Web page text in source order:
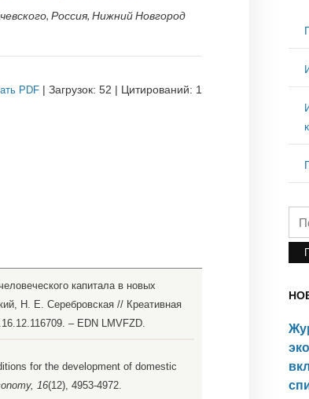
Россия, Нижний Новгород
PDF | Загрузок: 52 | Цитирований: 1
капитала в новых
Н. Е. Серебровская // Креативная
– EDN LMVFZD.
for the development of domestic
16(12), 4953-4972.